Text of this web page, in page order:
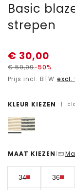
Basic
strepen
€ 30,00
€59,99-50%
Prijs incl. BTW excl.
KLEUR KIEZEN |
MAAT KIEZEN |
34 36